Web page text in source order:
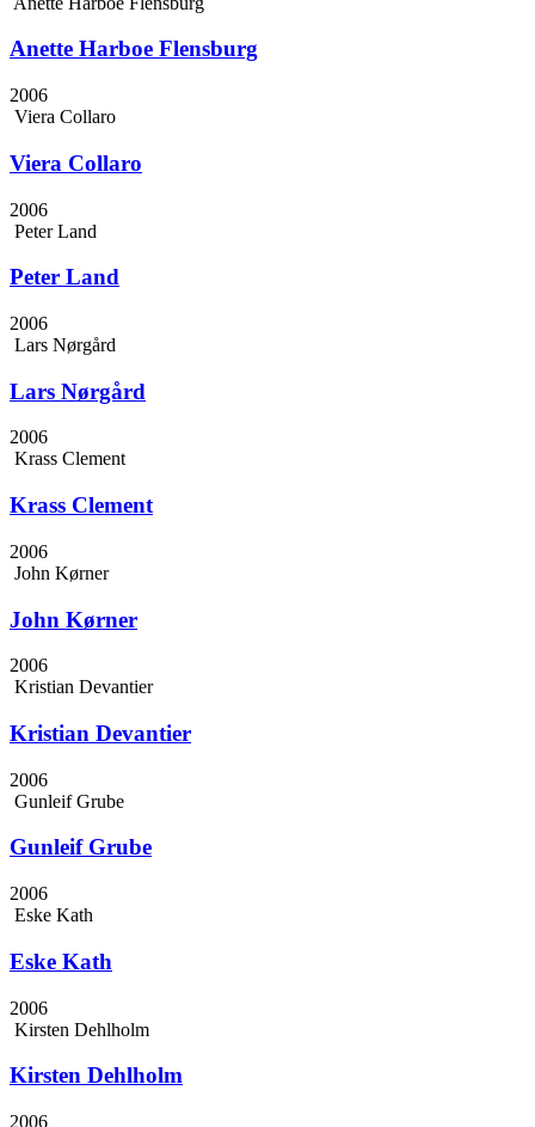
Anette Harboe Flensburg
2006
Viera Collaro
Viera Collaro
2006
Peter Land
Peter Land
2006
Lars Nørgård
Lars Nørgård
2006
Krass Clement
Krass Clement
2006
John Kørner
John Kørner
2006
Kristian Devantier
Kristian Devantier
2006
Gunleif Grube
Gunleif Grube
2006
Eske Kath
Eske Kath
2006
Kirsten Dehlholm
Kirsten Dehlholm
2006